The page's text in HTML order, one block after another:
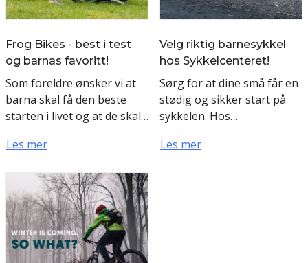
Frog Bikes - best i test
og barnas favoritt!
Som foreldre ønsker vi at
barna skal få den beste
starten i livet og at de skal
sunne og vellykkede
Les mer
Velg riktig barnesykkel
hos Sykkelcenteret!
Sørg for at dine små får en
stødig og sikker start på
sykkelen. Hos
barnesykler
Les mer